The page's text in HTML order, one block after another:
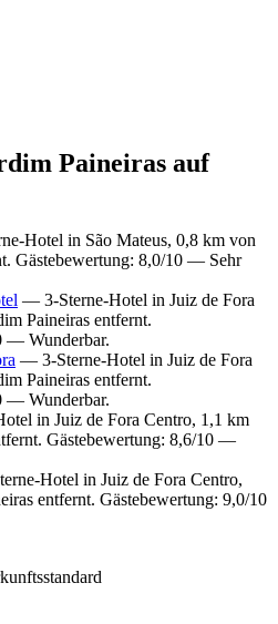
Paineiras auf
Hotel in São Mateus, 0,8 km von
Gästebewertung: 8,0/10 — Sehr
— 3-Sterne-Hotel in Juiz de Fora
Paineiras entfernt.
— Wunderbar.
— 3-Sterne-Hotel in Juiz de Fora
Paineiras entfernt.
— Wunderbar.
in Juiz de Fora Centro, 1,1 km
Gästebewertung: 8,6/10 —
Hotel in Juiz de Fora Centro,
entfernt. Gästebewertung: 9,0/10